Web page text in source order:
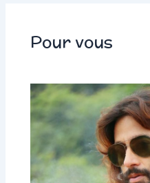
Pour vous